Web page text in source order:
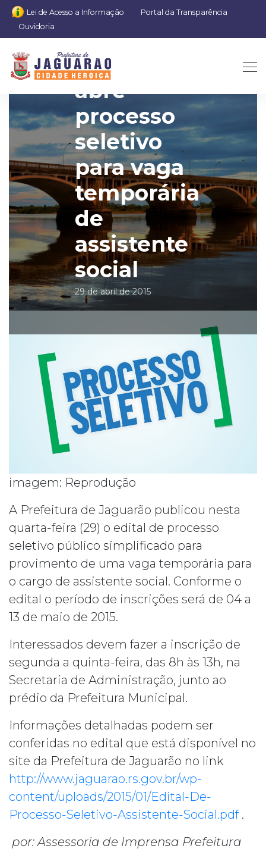
Lei de Acesso a Informação
Portal da Transparência
Ouvidoria
Prefeitura
abre
processo
seletivo
para vaga
temporária
de
assistente
social
29 de abril de 2015
imagem: Reprodução
A Prefeitura de Jaguarão publicou nesta
quarta-feira (29) o edital de processo
seletivo público simplificado para
provimento de uma vaga temporária para
o cargo de assistente social. Conforme o
edital o período de inscrições será de 04 a
13 de maio de 2015.
Interessados devem fazer a inscrição de
segunda a quinta-feira, das 8h às 13h, na
Secretaria de Administração, junto ao
prédio da Prefeitura Municipal.
Informações detalhadas podem ser
conferidas no edital que está disponível no
site da Prefeitura de Jaguarão no link
http://www.jaguarao.rs.gov.br/wp-
content/uploads/2015/01/Edital-De-
Processo-Seletivo-Assistente-Social.pdf.
por: Assessoria de Imprensa Prefeitura